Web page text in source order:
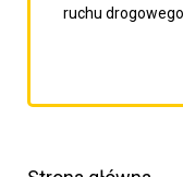
ruchu
porzpedniego